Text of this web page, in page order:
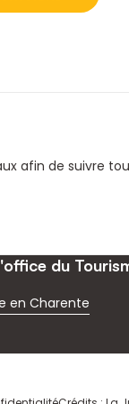
afin de suivre
du
en Charente